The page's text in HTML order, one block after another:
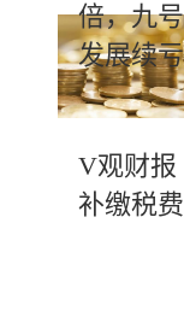
倍，九
发展续亏
V观财报
补缴税